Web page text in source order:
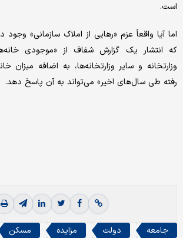
است.
اما آیا واقعاً عزم «رهایی از املاک سازمانی»
که انتشار یک گزارش شفاف از «موجودی
وزارتخانه و سایر وزارتخانه‌ها، به اضافه میزان
رفته طی سال‌های اخیر» می‌تواند به آن پاسخ دهد.
جامعه دولت مزایده
مسکن